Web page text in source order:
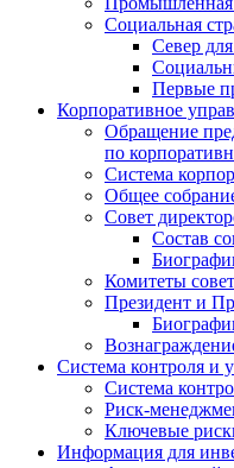
Социальная
Север
Первые
Корпоративное
Обращение
по
Система
Общее
Совет
Состав
Комитеты
Президент и
Система контроля и
Система
Риск-
Ключевые
Информация для